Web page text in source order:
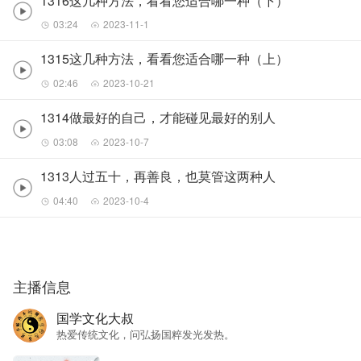
03:24 2023-11-1
1315这几种方法，看看您适合哪一种（上）
02:46 2023-10-21
1314做最好的自己，才能碰见最好的别人
03:08 2023-10-7
1313人过五十，再善良，也莫管这两种人
04:40 2023-10-4
主播信息
国学文化大叔
热爱传统文化，问弘扬国粹发光发热。